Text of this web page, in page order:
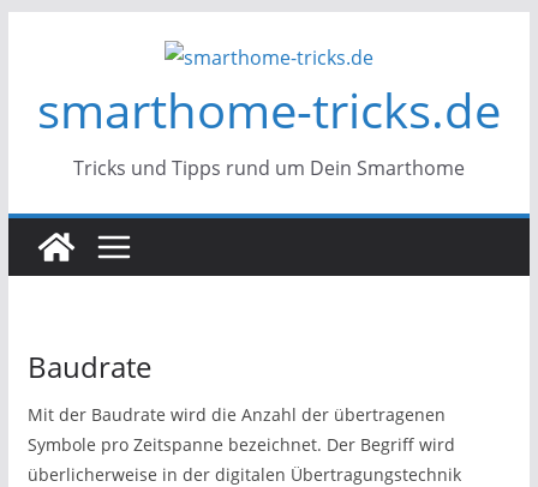
smarthome-tricks.de
Tricks und Tipps rund um Dein Smarthome
Baudrate
Mit der Baudrate wird die Anzahl der übertragenen
Symbole pro Zeitspanne bezeichnet. Der Begriff wird
überlicherweise in der digitalen Übertragungstechnik